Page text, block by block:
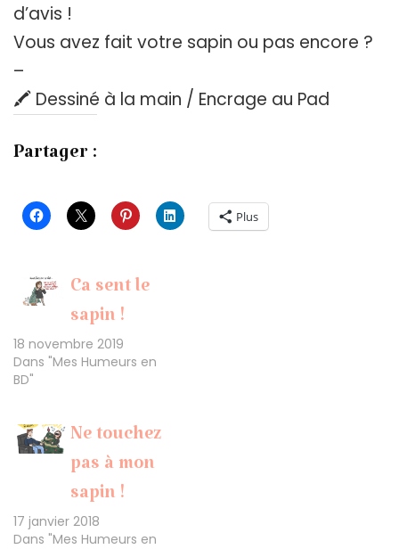
d’avis !
Vous avez fait votre sapin ou pas encore ?
–
🖍 Dessiné à la main / Encrage au Pad
Partager :
Plus
Ca sent le
sapin !
18 novembre 2019
Dans "Mes Humeurs en
BD"
Ne touchez
pas à mon
sapin !
17 janvier 2018
Dans "Mes Humeurs en